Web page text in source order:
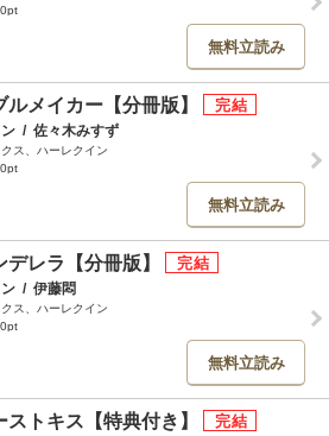
無料立読み
ルメイカー【分冊版】
/ 佐々木みすず
ス、ハーレクイン
無料立読み
デレラ【分冊版】
/ 伊藤悶
ス、ハーレクイン
無料立読み
ストキス【特典付き】